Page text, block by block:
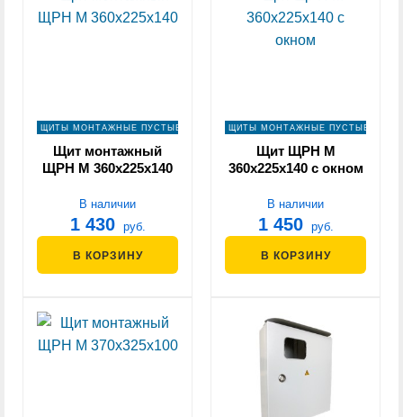
ЩИТЫ МОНТАЖНЫЕ ПУСТЫЕ
Щит монтажный
ЩРН М 360х225х140
В наличии
1 430 руб.
В КОРЗИНУ
ЩИТЫ МОНТАЖНЫЕ ПУСТЫЕ
Щит ЩРН М
360х225х140 с окном
В наличии
1 450 руб.
В КОРЗИНУ